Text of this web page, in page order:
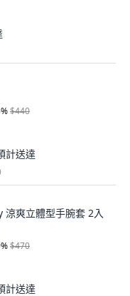
%$440
計送達
爽立體型手腕套 2入
%$470
計送達